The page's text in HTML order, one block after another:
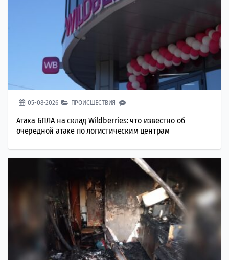
05-08-2026 ПРОИСШЕСТВИЯ
Атака БПЛА на склад Wildberries: что известно об
очередной атаке по логистическим центрам